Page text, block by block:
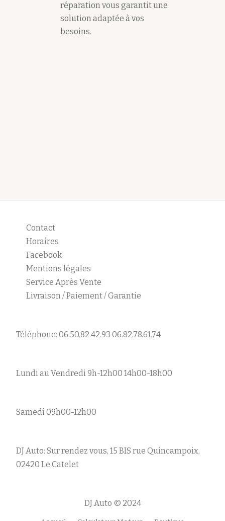
réparation vous garantit une
solution adaptée à vos
besoins.
Contact
Horaires
Facebook
Mentions légales
Service Après Vente
Livraison / Paiement / Garantie
Téléphone: 06.50.82.42.93 06.82.78.61.74
Lundi au Vendredi 9h-12h00 14h00-18h00
Samedi 09h00-12h00
DJ Auto: Sur rendez vous, 15 BIS rue Quincampoix,
02420 Le Catelet
DJ Auto © 2024